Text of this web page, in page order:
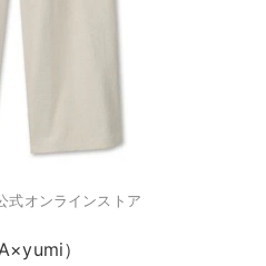
式オンラインストア
）